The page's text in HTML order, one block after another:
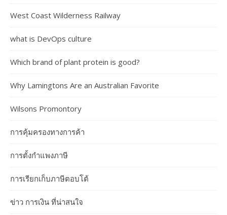
West Coast Wilderness Railway
what is DevOps culture
Which brand of plant protein is good?
Why Lamingtons Are an Australian Favorite
Wilsons Promontory
การคุ้มครองทางการค้า
การตั้งกำแพงภาษี
การเรียกเก็บภาษีตอบโต้
ข่าว การเงิน ที่น่าสนใจ